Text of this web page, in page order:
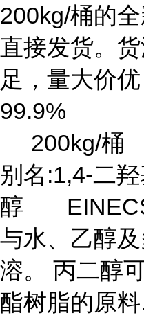
200kg/桶的
直接发货。
足，量大价优
99.9%
200kg/桶
别名:1,4-二
醇 EINECS
与水、乙醇
溶。 丙二醇
酯树脂的